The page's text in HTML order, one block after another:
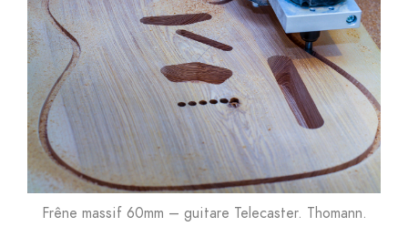
Frêne massif 60mm – guitare Telecaster. Thomann.